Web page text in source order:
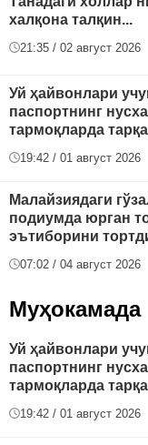
халқона талқин...
21:35 / 02 август 2026
Уй ҳайвонлари
паспортнинг
тармоқларда
19:42 / 01 август 2026
Малайзиядаги
подиумда юрган
эътиборини
07:02 / 04 август 2026
Муҳокамада
Уй ҳайвонлари
паспортнинг
тармоқларда
19:42 / 01 август 2026